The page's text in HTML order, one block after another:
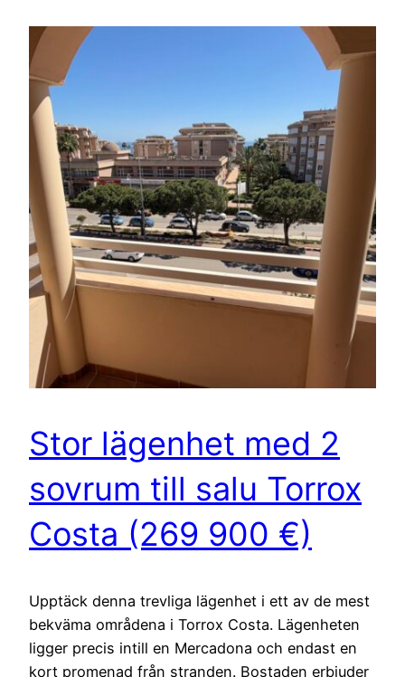
Stor lägenhet med 2
sovrum till salu Torrox
Costa (269 900 €)
Upptäck denna trevliga lägenhet i ett av de mest
bekväma områdena i Torrox Costa. Lägenheten
ligger precis intill en Mercadona och endast en
kort promenad från stranden. Bostaden erbjuder